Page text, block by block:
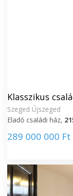
Klasszikus
Szeged Újszeged
Eladó családi ház,
289 000 000 Ft